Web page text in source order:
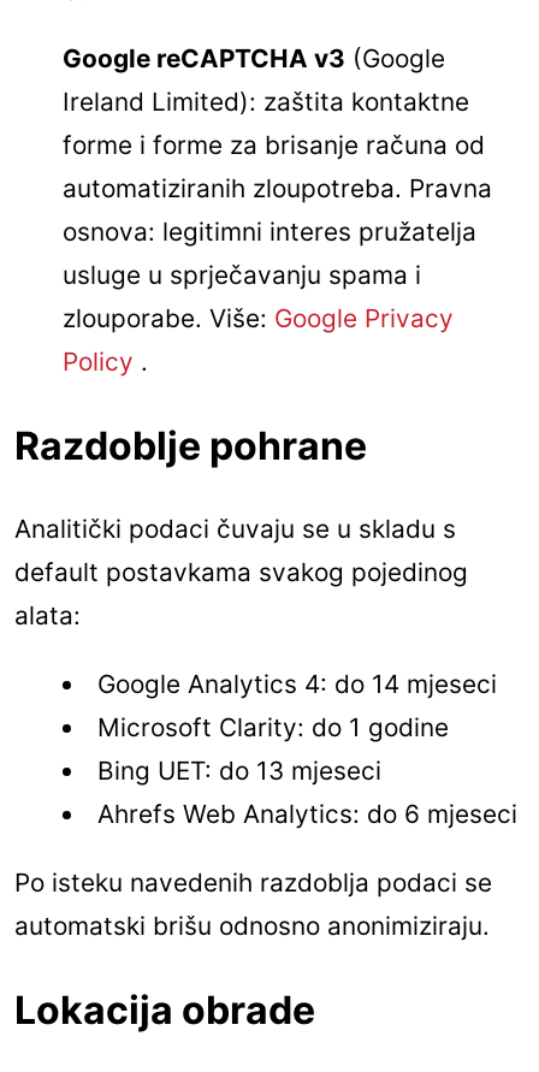
Google reCAPTCHA v3 (Google
Ireland Limited): zaštita kontaktne
forme i forme za brisanje računa od
automatiziranih zloupotreba. Pravna
osnova: legitimni interes pružatelja
usluge u sprječavanju spama i
zlouporabe. Više: Google Privacy
Policy .
Razdoblje pohrane
Analitički podaci čuvaju se u skladu s
default postavkama svakog pojedinog
alata:
Google Analytics 4: do 14 mjeseci
Microsoft Clarity: do 1 godine
Bing UET: do 13 mjeseci
Ahrefs Web Analytics: do 6 mjeseci
Po isteku navedenih razdoblja podaci se
automatski brišu odnosno anonimiziraju.
Lokacija obrade